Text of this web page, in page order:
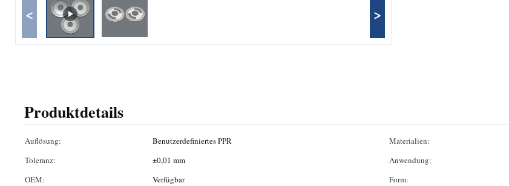
< >
Produktdetails
Auflösung: Benutzerdefiniertes PPR Materialien:
Toleranz:
±0,01 mm Anwendung:
OEM:
Verfügbar Form: